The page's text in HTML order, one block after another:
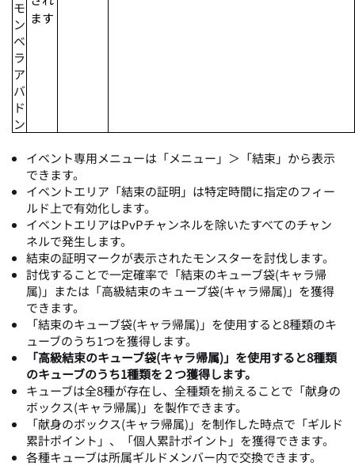
モ
ン
ベ
ラ
ア
バ
ド
ン
ます
イベント専用メニューは「メニュー」＞「結束」から表示
できます。
イベントエリア「結束の証明」は特定時間に指定のフィー
ルド上で有効化します。
イベントエリアはPvPチャンネルを除いたすべてのチャン
ネルで発生します。
結束の証明マークが表示されたモンスターを討伐します。
討伐することで一定確率で「結束のキューブ袋(キャラ帰
属)」または「高級結束のキューブ袋(キャラ帰属)」を獲得
できます。
「結束のキューブ袋(キャラ帰属)」を使用すると8種類のキ
ューブのうち1つを獲得します。
「高級結束のキューブ袋(キャラ帰属)」を使用すると8種類
のキューブのうち1種類を２つ獲得します。
キューブは全8種が存在し、全種類を揃えることで「献身の
ボックス(キャラ帰属)」を製作できます。
「献身のボックス(キャラ帰属)」を制作した時点で「ギルド
累計ポイント」、「個人累計ポイント」を獲得できます。
各種キューブは所属ギルドメンバー内で交換できます。